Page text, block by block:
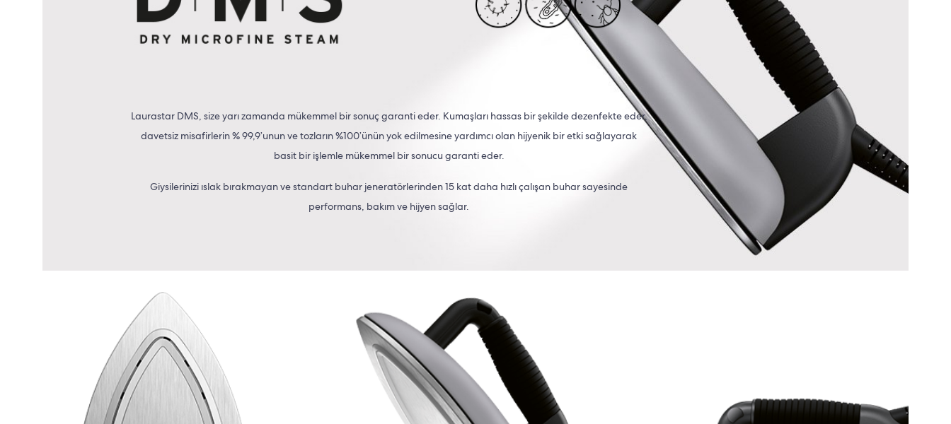
Laurastar DMS, size yarı zamanda mükemmel bir sonuç garanti eder. Kumaşları hassas bir şekilde dezenfekte eder,
davetsiz misafirlerin % 99,9’unun ve tozların %100’ünün yok edilmesine yardımcı olan hijyenik bir etki sağlayarak
basit bir işlemle mükemmel bir sonucu garanti eder.
Giysilerinizi ıslak bırakmayan ve standart buhar jeneratörlerinden 15 kat daha hızlı çalışan buhar sayesinde
performans, bakım ve hijyen sağlar.